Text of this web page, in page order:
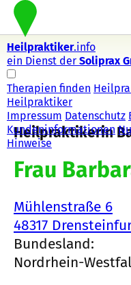
Heilpraktiker.info
ein Dienst der Soliprax
Therapien finden
Heilpraktiker
Impressum Datenschutz
Kundeninformationen
Hinweise
Heilpraktikerin
Frau
Mühlenstraße 6
48317
Bundesland:
Nordrhein-